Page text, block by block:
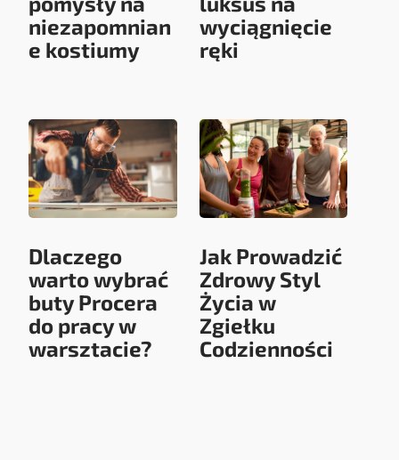
niezapomnian
e kostiumy
Dlaczego
warto wybrać
buty Procera
do pracy w
warsztacie?
wyciągnięcie
ręki
Jak Prowadzić
Zdrowy Styl
Życia w
Zgiełku
Codzienności